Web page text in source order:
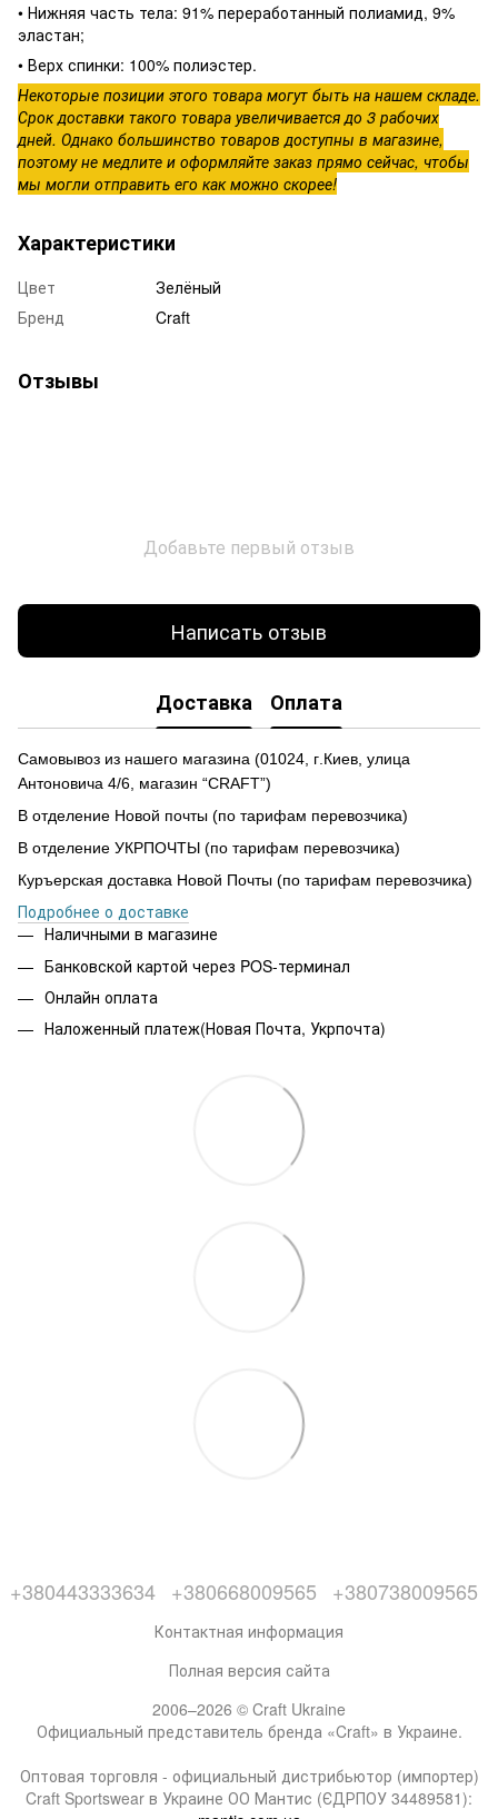
• Нижняя часть тела: 91% переработанный полиамид, 9%
эластан;
• Верх спинки: 100% полиэстер.
Некоторые позиции этого товара могут быть на нашем складе.
Срок доставки такого товара увеличивается до 3 рабочих
дней. Однако большинство товаров доступны в магазине,
поэтому не медлите и оформляйте заказ прямо сейчас, чтобы
мы могли отправить его как можно скорее!
Характеристики
Цвет
Зелёный
Бренд
Craft
Отзывы
Добавьте первый отзыв
Написать отзыв
Доставка Оплата
Самовывоз из нашего магазина (01024, г .Киев, улица
Антоновича 4/6, магазин “CRAFT”)
В отделение Новой почты (по тарифам перевозчика)
В отделение УКРПОЧТЫ (по тарифам перевозчика)
Куръерская доставка Новой Почты (по тарифам перевозчика)
Подробнее о доставке
Наличными в магазине
Банковской картой через POS-терминал
Онлайн оплата
Наложенный платеж(Новая Почта, Укрпочта)
+380443333634 +380668009565 +380738009565
Контактная информация
Полная версия сайта
2006–2026 © Craft Ukraine
Официальный представитель бренда «Craft» в Украине.
Оптовая торговля - официальный дистрибьютор (импортер)
Craft Sportswear в Украине ОО Мантис (ЄДРПОУ 34489581):